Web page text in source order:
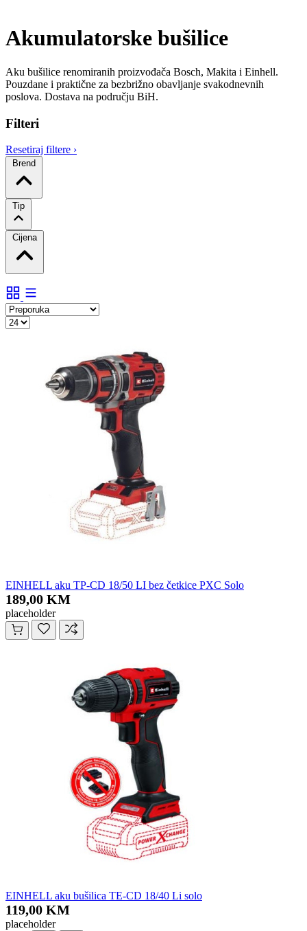
Akumulatorske bušilice
Aku bušilice renomiranih proizvođača Bosch, Makita i Einhell.
Pouzdane i praktične za bezbrižno obavljanje svakodnevnih
poslova. Dostava na području BiH.
Filteri
Resetiraj filtere ›
Brend
Tip
Cijena
EINHELL aku TP-CD 18/50 LI bez četkice PXC Solo
189,00 KM
placeholder
EINHELL aku bušilica TE-CD 18/40 Li solo
119,00 KM
placeholder